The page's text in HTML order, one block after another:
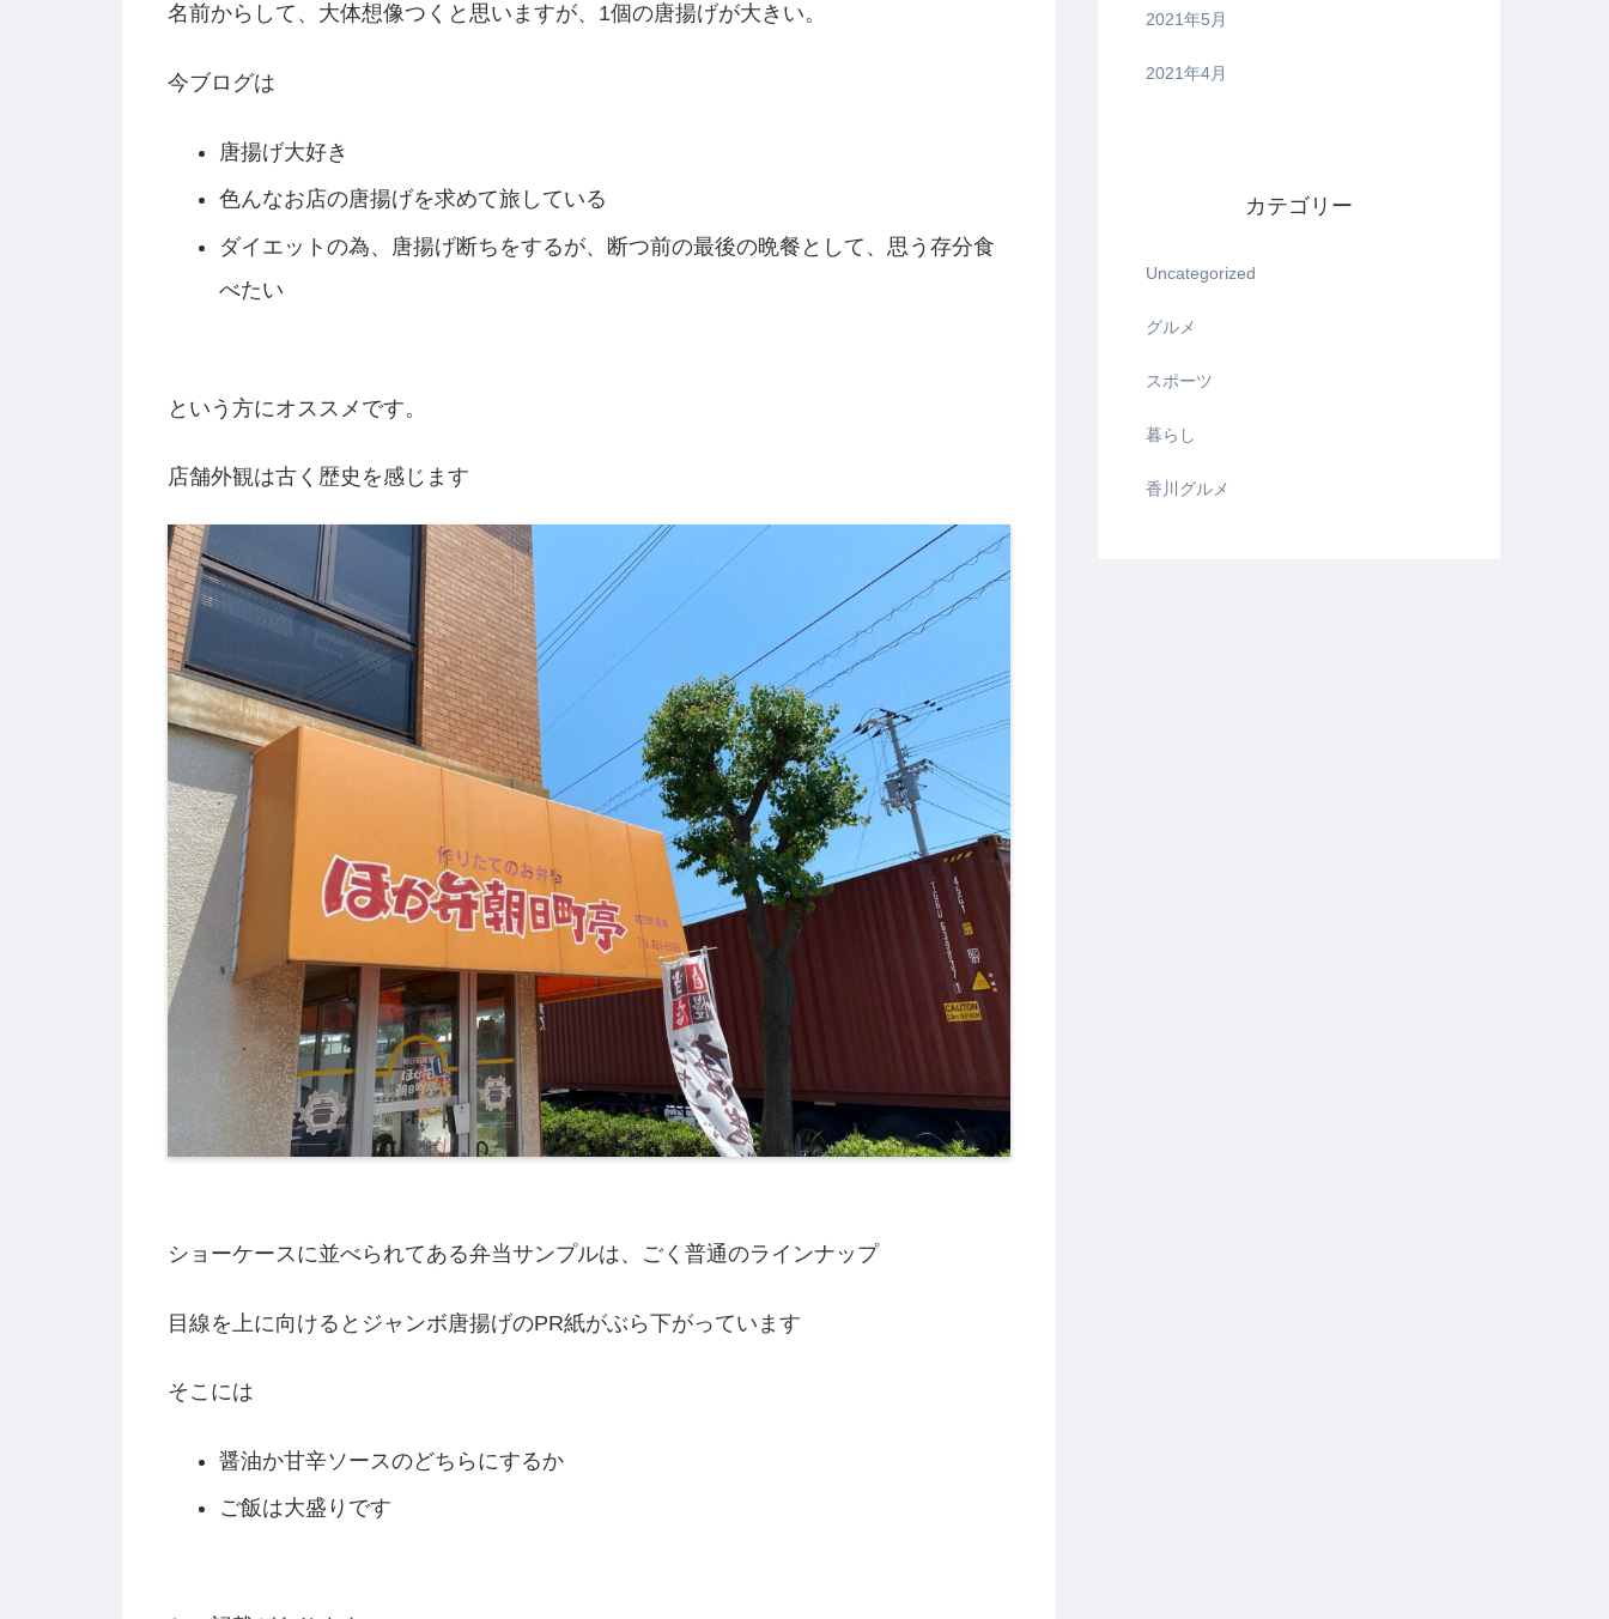
名前からして、大体想像つくと思いますが、1個の唐揚げが大きい。
今ブログは
唐揚げ大好き
色んなお店の唐揚げを求めて旅している
ダイエットの為、唐揚げ断ちをするが、断つ前の最後の晩餐として、思う存分食
べたい
という方にオススメです。
店舗外観は古く歴史を感じます
ショーケースに並べられてある弁当サンプルは、ごく普通のラインナップ
目線を上に向けるとジャンボ唐揚げのPR紙がぶら下がっています
そこには
醤油か甘辛ソースのどちらにするか
ご飯は大盛りです
2021年5月
2021年4月
カテゴリー
Uncategorized
グルメ
スポーツ
暮らし
香川グルメ